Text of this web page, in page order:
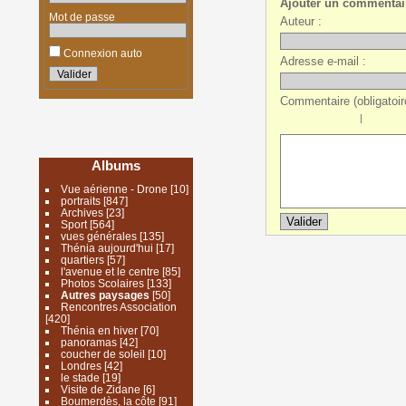
Mot de passe
Connexion auto
Albums
Vue aérienne - Drone [10]
portraits[847]
Archives [23]
Sport[564]
vues générales[135]
Thénia aujourd'hui [17]
quartiers[57]
l'avenue et le centre [85]
Photos Scolaires[133]
Autres paysages [50]
Rencontres Association
[420]
Thénia en hiver[70]
panoramas[42]
coucher de soleil [10]
Londres[42]
le stade [19]
Visite de Zidane [6]
Boumerdès, la côte [91]
Ajouter un
Auteur :
Adresse e-mail :
Commentaire
|